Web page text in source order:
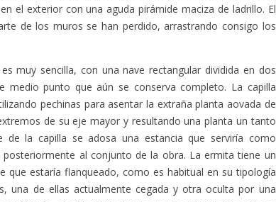
el exterior con una aguda pirámide maciza de ladrillo. El
de los muros se han perdido, arrastrando consigo los
muy sencilla, con una nave rectangular dividida en dos
medio punto que aún se conserva completo. La capilla
pechinas para asentar la extraña planta aovada de
de su eje mayor y resultando una planta un tanto
de la capilla se adosa una estancia que serviría como
posteriormente al conjunto de la obra. La ermita tiene un
que estaría flanqueado, como es habitual en su tipología
una de ellas actualmente cegada y otra oculta por una